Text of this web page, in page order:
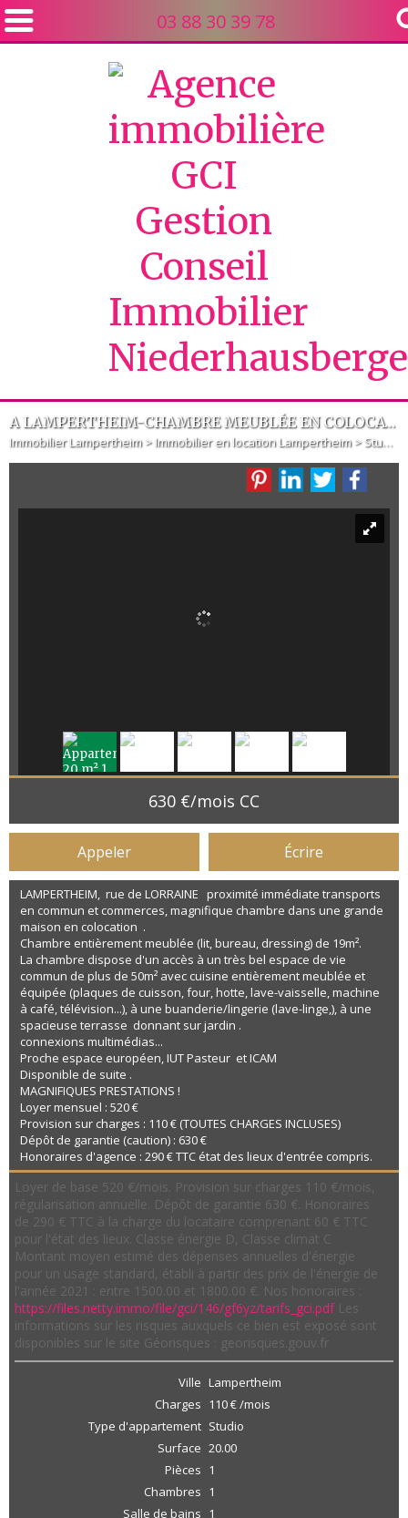
03 88 30 39 78
A LAMPERTHEIM-CHAMBRE MEUBLÉE EN COLOCATION
Immobilier Lampertheim > Immobilier en location Lampertheim >Studio en location Lampertheim
630 €/mois CC
Appeler Écrire
LAMPERTHEIM, rue de LORRAINE proximité immédiate transports
en commun et commerces, magnifique chambre dans une grande
maison en colocation .
Chambre entièrement meublée (lit, bureau, dressing) de 19m².
La chambre dispose d'un accès à un très bel espace de vie
commun de plus de 50m² avec cuisine entièrement meublée et
équipée (plaques de cuisson, four, hotte, lave-vaisselle, machine
à café, télévision...), à une buanderie/lingerie (lave-linge,), à une
spacieuse terrasse donnant sur jardin .
connexions multimédias...
Proche espace européen, IUT Pasteur et ICAM
Disponible de suite .
MAGNIFIQUES PRESTATIONS !
Loyer mensuel : 520 €
Provision sur charges : 110 € (TOUTES CHARGES INCLUSES)
Dépôt de garantie (caution) : 630 €
Honoraires d'agence : 290 € TTC état des lieux d'entrée compris.
Loyer de base 520 €/mois. Provision sur charges 110 €/mois,
régularisation annuelle. Dépôt de garantie 630 €. Honoraires
de 290 € TTC à la charge du locataire comprenant 60 € TTC
pour l'état des lieux. Classe énergie D, Classe climat C
Montant moyen estimé des dépenses annuelles d'énergie
pour un usage standard, établi à partir des prix de l'énergie de
l'année 2021 : entre 1500.00 et 1800.00 €. Nos honoraires :
https://files.netty.immo/file/gci/146/gf6yz/tarifs_gci.pdfLes
informations sur les risques auxquels ce bien est exposé sont
disponibles sur le site Géorisques : georisques.gouv.fr
Ville Lampertheim
Charges 110 € /mois
Type d'appartement Studio
Surface 20.00
Pièces 1
Chambres 1
Salle de bains 1